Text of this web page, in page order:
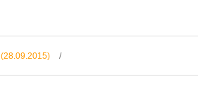
(28.09.2015)